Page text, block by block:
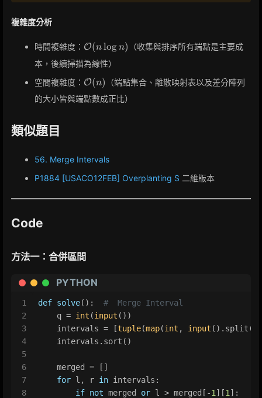
複雜度分析
時間複雜度： \mathcal{O}
(n \log n)
O(n log n)
（收集與排序所有端點是主要成
本，後續掃描為線性）
空間複雜度： \mathcal{O}
(n)
O(n)
（端點集合、離散映射表以及差分陣列
的大小皆與端點數成正比）
類似題目
56. Merge Intervals
P1884 [USACO12FEB] Overplanting S 二維版本
Code
方法一：合併區間
PYTHON
1
2
3
4
5
6
7
8
def solve(): #  Merge Interval
    q =
int (input ())
    intervals = [
tuple(map(int , input
    intervals.sort()
    merged = []
for l, r in intervals:
if not merged or l > merged[-1 ][1 ]: